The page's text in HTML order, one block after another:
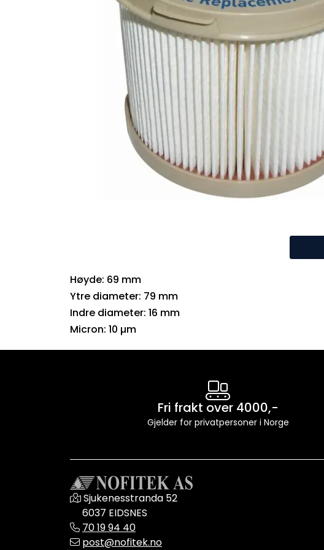
Høyde: 69 mm
Ytre diameter: 79 mm
Indre diameter: 16 mm
Micron: 10 µm
Fri frakt over 4000,-
Gjelder for privatpersoner i Norge
Sjukenesstranda 52
6037 EIDSNES
70 19 94 40
post@nofitek.no